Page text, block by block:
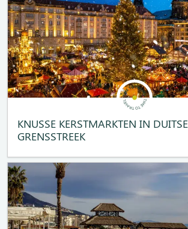
KNUSSE KERSTMARKTEN IN DUITSE
GRENSSTREEK